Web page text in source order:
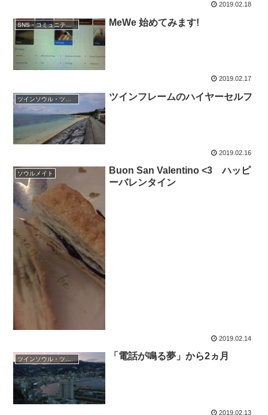
2019.02.18
SNS・コミュニテイ・情報 MeWe 始めてみます!
2019.02.17
ツインフレームのハイヤーセルフ
2019.02.16
ソウルメイト
Buon San Valentino <3 ハッピ
ーバレンタイン
2019.02.14
「電話が鳴る夢」から2ヵ月
2019.02.13